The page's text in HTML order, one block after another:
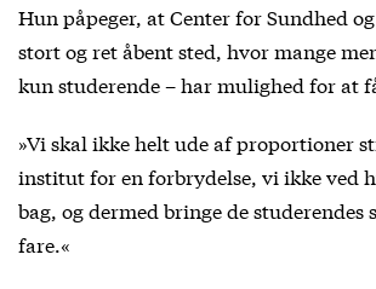
Hun påpeger, at Center for Sundhed
stort og ret åbent sted, hvor mange
kun studerende – har mulighed for at
»Vi skal ikke helt ude af proportioner
institut for en forbrydelse, vi ikke ved
bag, og dermed bringe de studerendes
fare.«